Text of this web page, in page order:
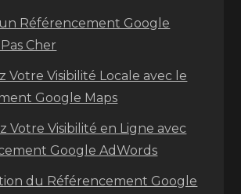
Référencement Google
Cher
Votre Visibilité Locale avec le
Google Maps
Votre Visibilité en Ligne avec
Google AdWords
du Référencement Google